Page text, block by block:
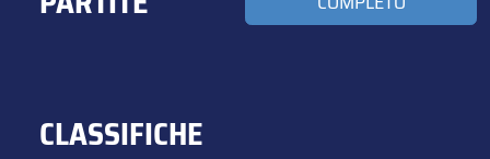
CLASSIFICHE